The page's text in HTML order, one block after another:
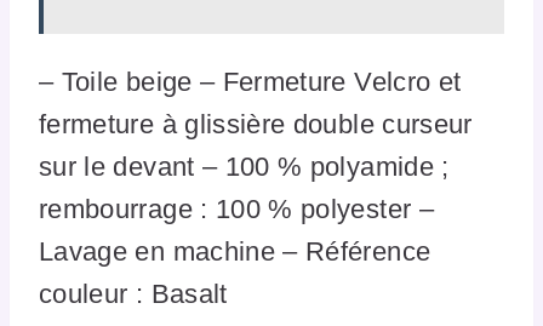
– Toile beige – Fermeture Velcro et
fermeture à glissière double curseur
sur le devant – 100 % polyamide ;
rembourrage : 100 % polyester –
Lavage en machine – Référence
couleur : Basalt